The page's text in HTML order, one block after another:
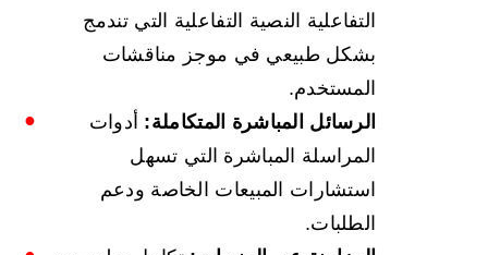
التفاعلية النصية التفاعلية التي تندمج
بشكل طبيعي في موجز مناقشات
المستخدم.
الرسائل المباشرة المتكاملة:أدوات
المراسلة المباشرة التي تسهل
استشارات المبيعات الخاصة ودعم
الطلبات.